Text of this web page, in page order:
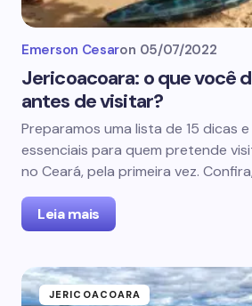
Emerson Cesaron 05/07/2022
Jericoacoara: o que você
antes de visitar?
Preparamos uma lista de 15 dicas
essenciais para quem pretende
no Ceará, pela primeira vez.
Leia mais
JERICOACOARA